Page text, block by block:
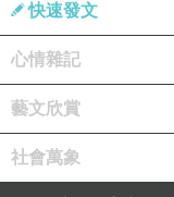
看老闆妹妹這樣還
因為
快速發文
心情雜記
藝文欣賞
社會萬象